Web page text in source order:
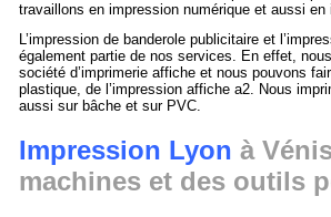
travaillons en impression numérique et aussi
L’impression de banderole publicitaire et
également partie de nos services. En effet,
société d’imprimerie affiche et nous pouvons
plastique, de l’impression affiche a2. Nous
aussi sur bâche et sur PVC.
Impression Lyon à
machines et des outils